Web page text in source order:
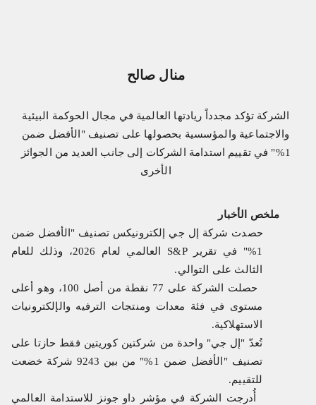
منال صالح
الشركة تؤكد مجدداً ريادتها العالمية في مجال الحوكمة البيئية
والاجتماعية والمؤسسية بحصولها على تصنيف "الأفضل ضمن
1%" في تقييم استدامة الشركات إلى جانب العديد من الجوائز
الأخرى
ملخص الأخبار
حصدت شركة إل جي إلكترونيكس تصنيف "الأفضل ضمن
1%" في تقرير
S&P
العالمي لعام 2026، وذلك للعام
الثالث على التوالي.
حصلت الشركة على 77 نقطة من أصل 100، وهو أعلى
مستوى في فئة معدات ومنتجات الترفيه والإلكترونيات
الاستهلاكية.
تُعدّ " إل جي" واحدة من شركتين كوريتين فقط حازتا على
تصنيف "الأفضل ضمن 1%" من بين 9243 شركة خضعت
للتقييم.
أُدرجت الشركة في مؤشر داو جونز للاستدامة العالمي